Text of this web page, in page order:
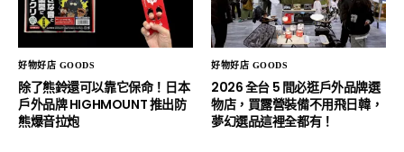
好物好店 GOODS
除了熊鈴還可以靠它保命！日本
戶外品牌 HIGHMOUNT 推出防
熊爆音拉炮
好物好店 GOODS
2026 全台 5 間必逛戶外品牌選
物店，買露營裝備不用飛日韓，
夢幻選品這裡全都有！